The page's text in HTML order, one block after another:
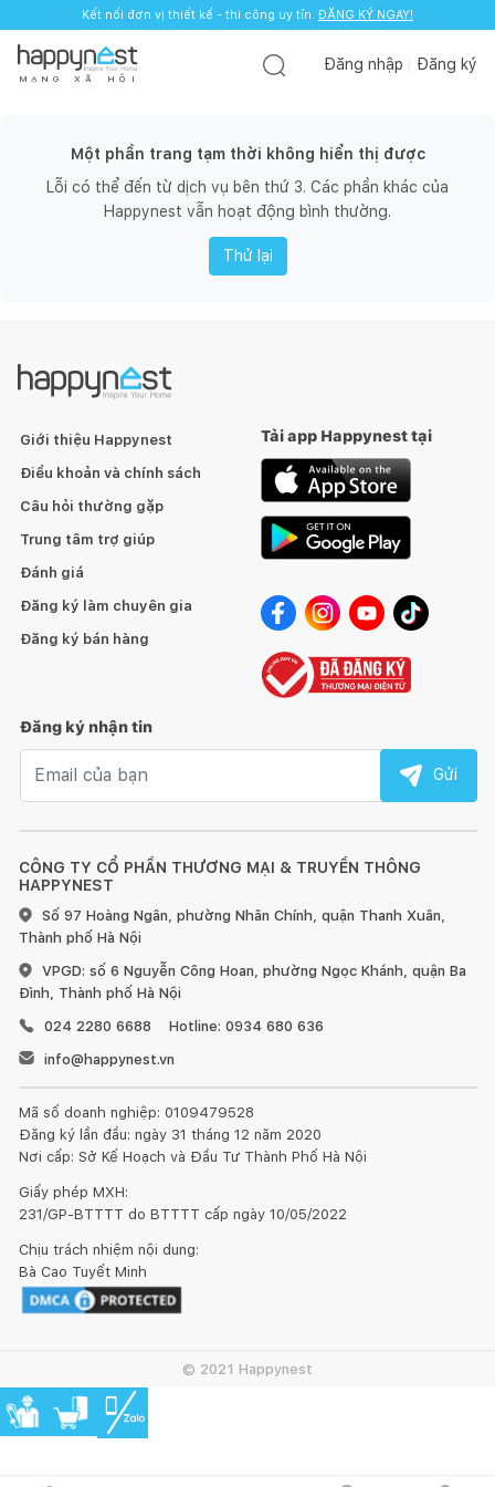
Kết nối đơn vị thiết kế - thi công uy tín. ĐĂNG KÝ NGAY!
M Ạ N G X Ã H Ộ I
Đăng nhập Đăng ký
Một phần trang tạm thời không hiển thị được
Lỗi có thể đến từ dịch vụ bên thứ 3. Các phần khác của
Happynest vẫn hoạt động bình thường.
Thử lại
CÔNG TY CỔ PHẦN THƯƠNG MẠI & TRUYỀN THÔNG
HAPPYNEST
Số 97 Hoàng Ngân, phường Nhân Chính, quận Thanh Xuân,
Thành phố Hà Nội
VPGD: số 6 Nguyễn Công Hoan, phường Ngọc Khánh, quận Ba
Đình, Thành phố Hà Nội
024 2280 6688
Hotline: 0934 680 636
info@happynest.vn
Mã số doanh nghiệp: 0109479528
Đăng ký lần đầu: ngày 31 tháng 12 năm 2020
Nơi cấp: Sở Kế Hoạch và Đầu Tư Thành Phố Hà Nội
Giấy phép MXH:
231/GP-BTTTT do BTTTT cấp ngày 10/05/2022
Chịu trách nhiệm nội dung:
Bà Cao Tuyết Minh
Giới thiệu Happynest
Điều khoản và chính sách
Câu hỏi thường gặp
Trung tâm trợ giúp
Đánh giá
Đăng ký làm chuyên gia
Đăng ký bán hàng
Tải app Happynest tại
Đăng ký nhận tin
Gửi
© 2021 Happynest